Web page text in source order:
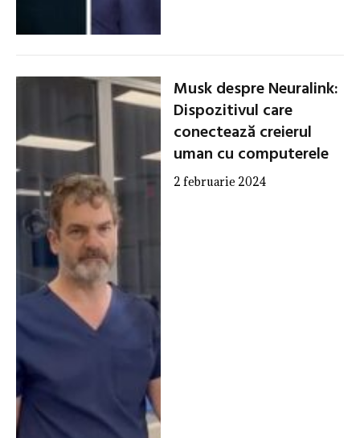
Musk despre Neuralink:
Dispozitivul care
conectează creierul
uman cu computerele
2 februarie 2024